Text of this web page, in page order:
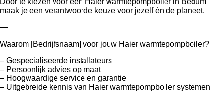
maak je een verantwoorde keuze voor jezelf én de planeet.
—
Waarom [Bedrijfsnaam] voor jouw Haier warmtepompboiler?
– Gespecialiseerde installateurs
– Persoonlijk advies op maat
– Hoogwaardige service en garantie
– Uitgebreide kennis van Haier warmtepompboiler systemen